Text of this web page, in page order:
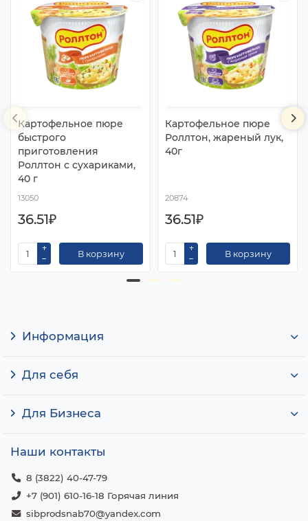
Картофельное пюре
быстрого
приготовления
Роллтон с сухариками,
40 г
13050
36.51₽
В корзину
Картофельное пюре
Роллтон, жареный лук,
40г
20874
36.51₽
В корзину
Информация
Для себя
Для Бизнеса
Наши контакты
8 (3822) 40-47-79
+7 (901) 610-16-18 Горячая линия
sibprodsnab70@yandex.com